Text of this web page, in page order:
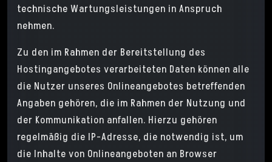
technische Wartungsleistungen in Anspruch
nehmen.
Zu den im Rahmen der Bereitstellung des
Hostingangebotes verarbeiteten Daten können alle
die Nutzer unseres Onlineangebotes betreffenden
Angaben gehören, die im Rahmen der Nutzung und
der Kommunikation anfallen. Hierzu gehören
regelmäßig die IP-Adresse, die notwendig ist, um
die Inhalte von Onlineangeboten an Browser